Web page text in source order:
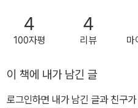
상적인 소재와 실제 동물의 생활
곳곳에 사랑이 가득합니다. 배가
기를 냠냠 먹어요. 잘 시간이 된
에는 아주 많은 사랑이 있답니다.
하는 시간을 가져 보세요. 《아기 해달》 아기 해달의 즐거운 하루를 따
4
100자평
4
리뷰 마
이 책에 내가 남긴 글
로그인하면 내가 남긴 글과 친구